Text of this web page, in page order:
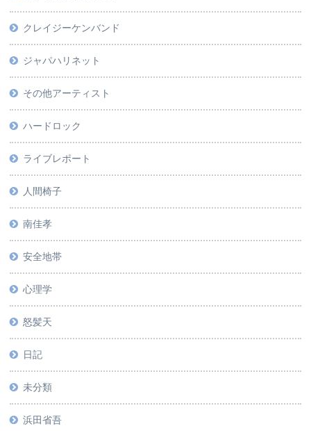
クレイジーケンバンド
ジャパハリネット
その他アーティスト
ハードロック
ライブレポート
人間椅子
南佳孝
安全地帯
心理学
怒髪天
日記
未分類
浜田省吾